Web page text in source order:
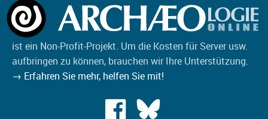
ist ein Non-Profit-Projekt. Um die Kosten für Server usw.
aufbringen zu können, brauchen wir Ihre Unterstützung.
→ Erfahren Sie mehr, helfen Sie mit!